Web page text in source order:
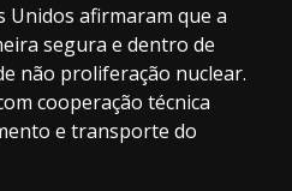
Unidos afirmaram que a
segura e dentro de
não proliferação nuclear.
cooperação técnica
e transporte do